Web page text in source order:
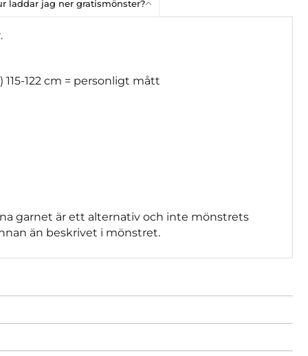
laddar jag ner gratismönster?
115-122 cm = personligt mått
garnet är ett alternativ och inte mönstrets
än beskrivet i mönstret.